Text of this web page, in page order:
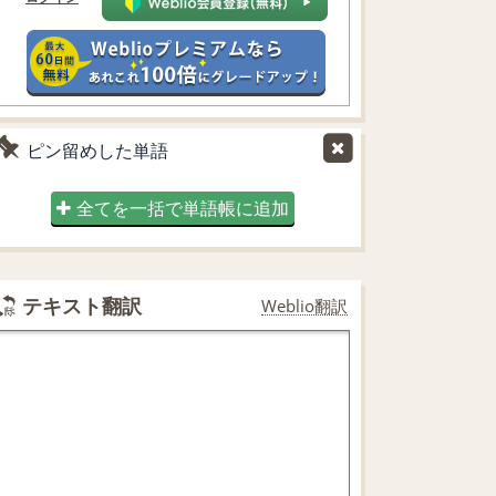
ピン留めした単語
全てを一括で単語帳に追加
テキスト翻訳 Weblio翻訳